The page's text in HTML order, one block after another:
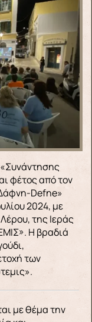
φέτος από τον
Defne»
2024, με
της Ιεράς
Η βραδιά
των
με θέμα την